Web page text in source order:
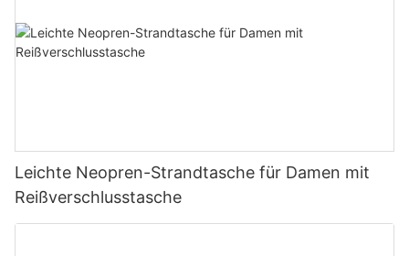
Leichte Neopren-Strandtasche für Damen mit
Reißverschlusstasche